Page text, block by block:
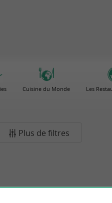
Cuisine du Monde Les
Plus de filtres